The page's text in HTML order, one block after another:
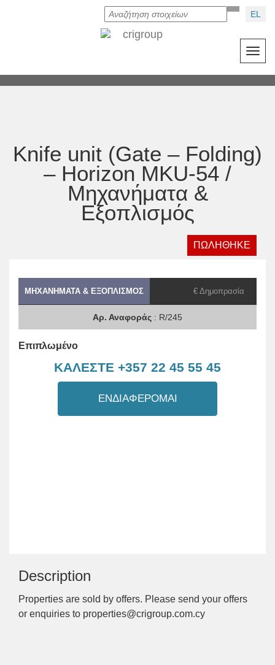
EL
Knife unit (Gate – Folding)
– Horizon MKU-54 /
Μηχανήματα &
Εξοπλισμός
ΠΩΛΗΘΗΚΕ
ΜΗΧΑΝΉΜΑΤΑ & ΕΞΟΠΛΙΣΜΌΣ € Δημοπρασία
Αρ. Αναφοράς : R/245
Επιπλωμένο
ΚΑΛΕΣΤΕ +357 22 45 55 45
ΕΝΔΙΑΦΕΡΟΜΑΙ
Description
Properties are sold by offers. Please send your offers
or enquiries to properties@crigroup.com.cy